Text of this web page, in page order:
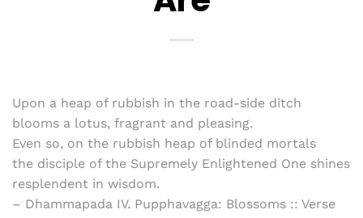
Upon a heap of rubbish in the road-side ditch
blooms a lotus, fragrant and pleasing.
Even so, on the rubbish heap of blinded mortals
the disciple of the Supremely Enlightened One shines
resplendent in wisdom.
– Dhammapada IV. Pupphavagga: Blossoms :: Verse